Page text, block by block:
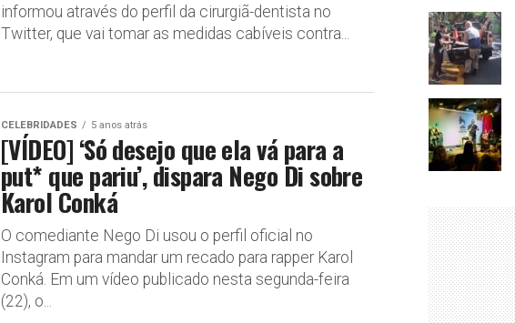
informou através do perfil da cirurgiã-dentista no
Twitter, que vai tomar as medidas cabíveis contra...
CELEBRIDADES 5 anos atrás
[VÍDEO] ‘Só desejo que ela vá para a
put* que pariu’, dispara Nego Di sobre
Karol Conká
O comediante Nego Di usou o perfil oficial no
Instagram para mandar um recado para rapper Karol
Conká. Em um vídeo publicado nesta segunda-feira
(22), o...